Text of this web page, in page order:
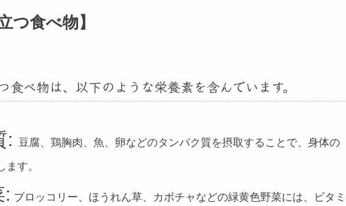
つ食べ物】
食べ物は、以下のような栄養素を含んでいます。
:
豆腐、鶏胸肉、魚、卵などのタンパク質を摂取することで、身体の
す。
ブロッコリー、ほうれん草、カボチャなどの緑黄色野菜には、ビタミ